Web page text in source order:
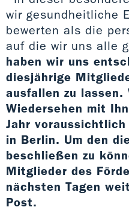
wir gesundheitliche
bewerten als die
auf die wir uns alle
haben wir uns
diesjährige
ausfallen zu lassen.
Wiedersehen mit
Jahr
in Berlin. Um den
beschließen zu
Mitglieder des
nächsten Tagen
Post.